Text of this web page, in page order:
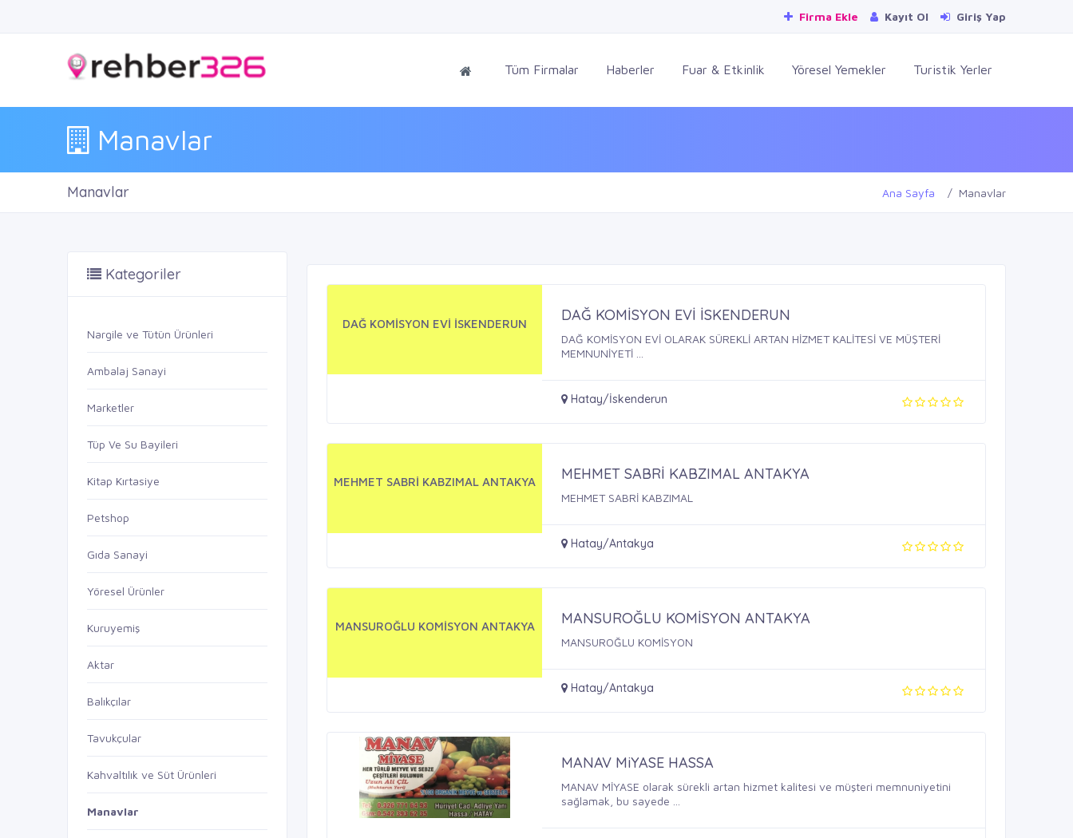
Firma Ekle Kayıt Ol Giriş Yap
Tüm Firmalar Haberler Fuar & Etkinlik Yöresel Yemekler Turistik Yerler
Manavlar
Manavlar Ana Sayfa Manavlar
Kategoriler
Nargile ve Tütün Ürünleri
Ambalaj Sanayi
Marketler
Tüp Ve Su Bayileri
Kitap Kırtasiye
Petshop
Gıda Sanayi
Yöresel Ürünler
Kuruyemiş
Aktar
Balıkçılar
Tavukçular
Kahvaltılık ve Süt Ürünleri
Manavlar
DAĞ KOMİSYON EVİ İSKENDERUN DAĞ KOMİSYON EVİ İSKENDERUN
DAĞ KOMİSYON EVİ OLARAK SÜREKLİ ARTAN HİZMET KALİTESİ VE MÜŞTERİ
MEMNUNİYETİ ...
Hatay/İskenderun
MEHMET SABRİ KABZIMAL ANTAKYA MEHMET SABRİ KABZIMAL ANTAKYA
MEHMET SABRİ KABZIMAL
Hatay/Antakya
MANSUROĞLU KOMİSYON ANTAKYA MANSUROĞLU KOMİSYON ANTAKYA
MANSUROĞLU KOMİSYON
Hatay/Antakya
MANAV MiYASE HASSA
MANAV MİYASE olarak sürekli artan hizmet kalitesi ve müşteri memnuniyetini
sağlamak, bu sayede ...